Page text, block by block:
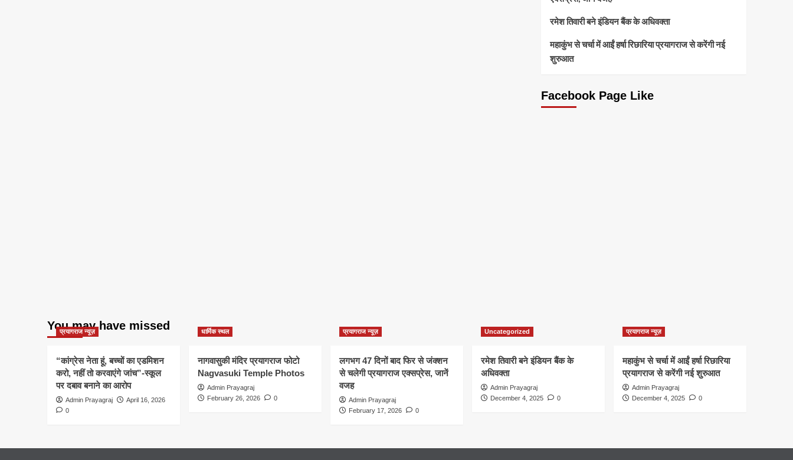
रमेश तिवारी बने इंडियन बैंक के अधिवक्ता
महाकुंभ से चर्चा में आईं हर्षा रिछारिया प्रयागराज से करेंगी नई
शुरुआत
Facebook Page Like
You may have missed
प्रयागराज न्यूज़
“कांग्रेस नेता हूं, बच्चों का एडमिशन
करो, नहीं तो करवाएंगे जांच”-स्कूल
पर दबाव बनाने का आरोप
Admin Prayagraj
April 16, 2026
0
धार्मिक स्थल
नागवासुकी मंदिर प्रयागराज फोटो
Nagvasuki Temple Photos
Admin Prayagraj
February 26, 2026
0
प्रयागराज न्यूज़
लगभग 47 दिनों बाद फिर से जंक्शन
से चलेगी प्रयागराज एक्सप्रेस, जानें
वजह
Admin Prayagraj
February 17, 2026
0
Uncategorized
रमेश तिवारी बने इंडियन बैंक के
अधिवक्ता
Admin Prayagraj
December 4, 2025
0
प्रयागराज न्यूज़
महाकुंभ से चर्चा में आईं हर्षा रिछारिया
प्रयागराज से करेंगी नई शुरुआत
Admin Prayagraj
December 4, 2025
0